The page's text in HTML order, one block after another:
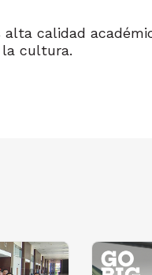
calidad
la cultura.